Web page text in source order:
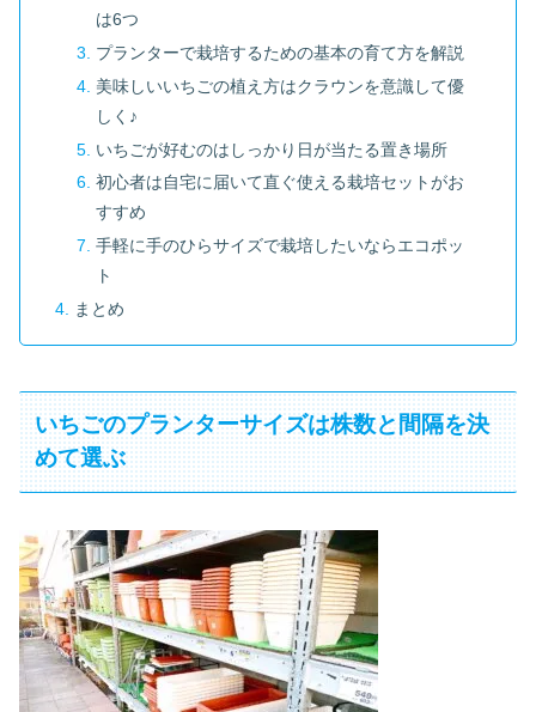
は6つ
プランターで栽培するための基本の育て方を解説
美味しいいちごの植え方はクラウンを意識して優
しく♪
いちごが好むのはしっかり日が当たる置き場所
初心者は自宅に届いて直ぐ使える栽培セットがお
すすめ
手軽に手のひらサイズで栽培したいならエコポッ
ト
まとめ
いちごのプランターサイズは株数と間隔を決
めて選ぶ